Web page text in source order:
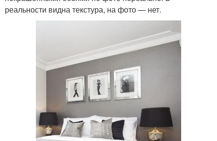
реальности видна текстура, на фото — нет.